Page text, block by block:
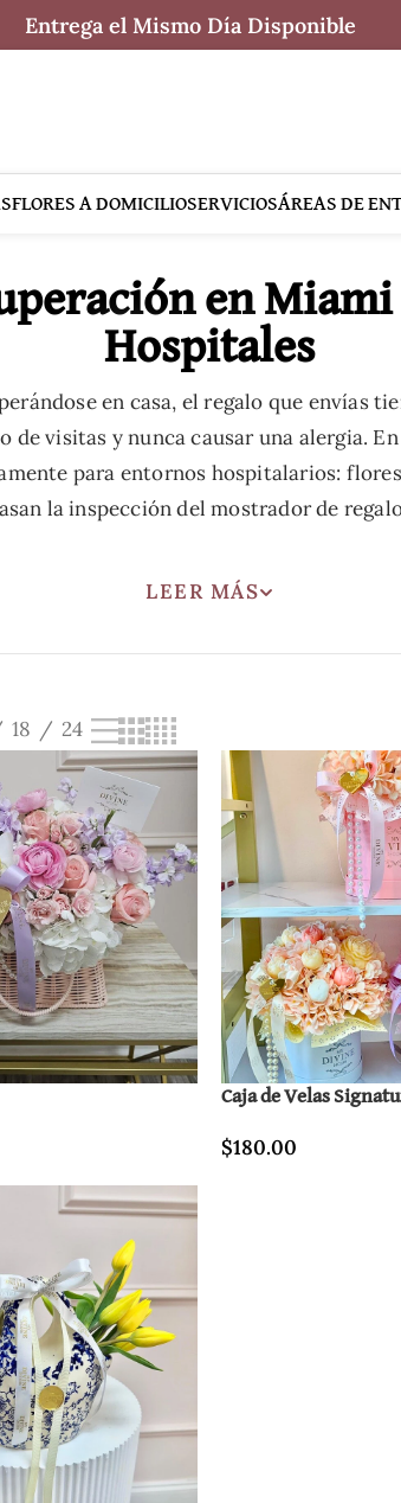
Entrega el Mismo Día Disponible
FLORES A DOMICILIOSERVICIOSÁREAS DE
en
Hospitales
en casa, el regalo que envías
visitas y nunca causar una alergia.
para entornos hospitalarios:
la inspección del mostrador de
LEER MÁS
18 24
Caja de Velas
$180.00